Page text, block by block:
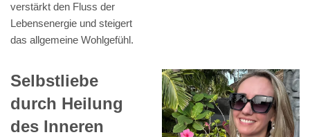
verstärkt den Fluss der
Lebensenergie und steigert
das allgemeine Wohlgefühl.
Selbstliebe
durch Heilung
des Inneren